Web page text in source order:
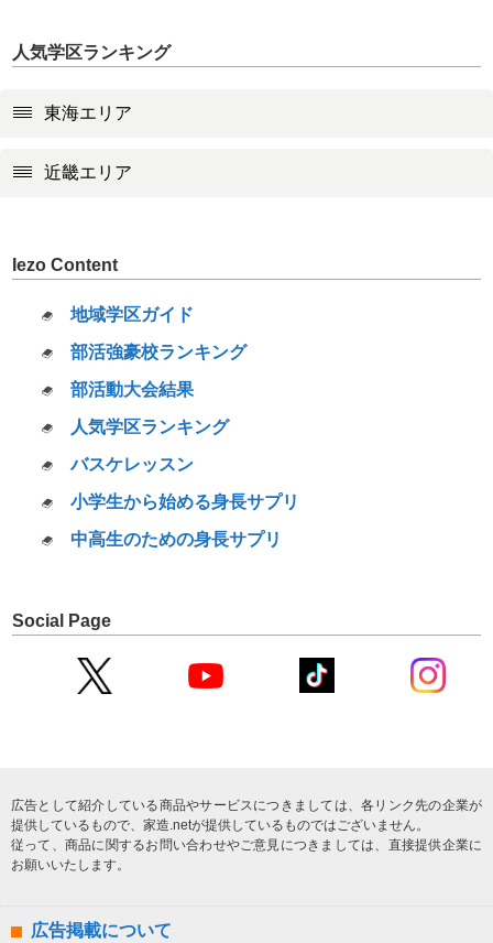
人気学区ランキング
東海エリア
近畿エリア
Iezo Content
地域学区ガイド
部活強豪校ランキング
部活動大会結果
人気学区ランキング
バスケレッスン
小学生から始める身長サプリ
中高生のための身長サプリ
Social Page
広告として紹介している商品やサービスにつきましては、各リンク先の企業が
提供しているもので、家造.netが提供しているものではございません。
従って、商品に関するお問い合わせやご意見につきましては、直接提供企業に
お願いいたします。
広告掲載について